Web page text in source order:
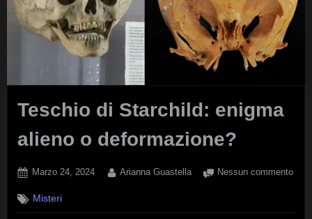
Teschio di Starchild: enigma
alieno o deformazione?
Posted
Marzo 24, 2024 By
Arianna Guastella Nessun commentosu
Misteri